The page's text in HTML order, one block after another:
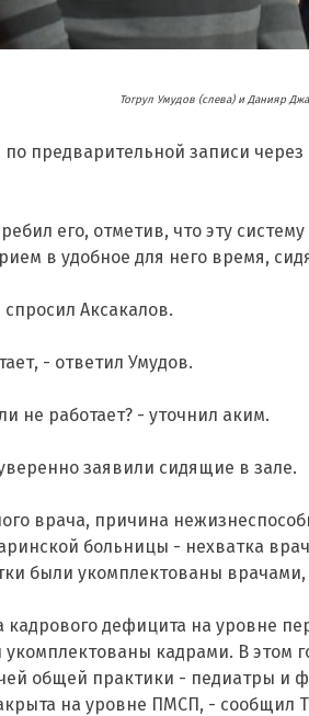
Тогрул Умудов (слева) и Данияр
предварительной записи
его, отметив, что эту
в удобное для него время,
спросил Аксакалов.
- ответил Умудов.
не работает? - уточнил аким.
заявили сидящие в зале.
врача, причина
больницы - нехватка
были укомплектованы
кадрового дефицита на уровне
кадрами. В этом
общей практики - педиатры и
на уровне ПМСП, - сообщил